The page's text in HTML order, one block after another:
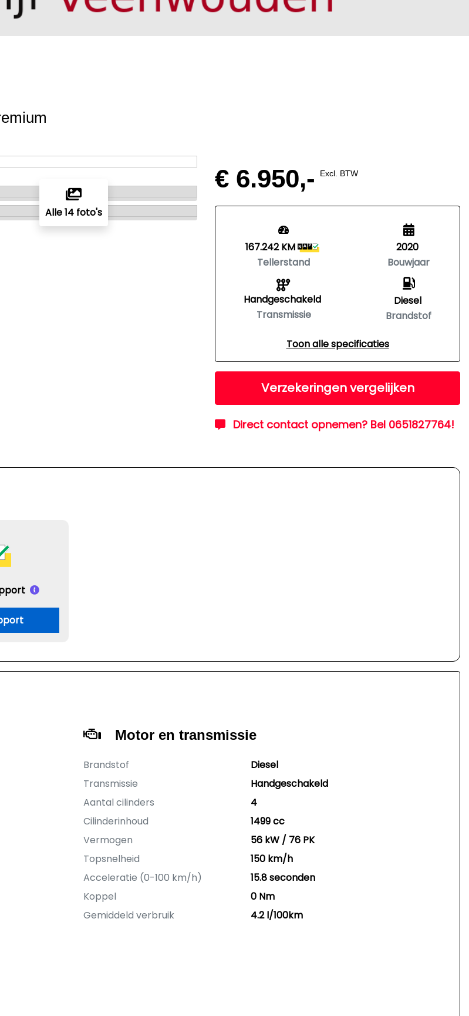
Alle 14 foto's
€ 6.950,- Excl. BTW
167.242 KM
Tellerstand
Handgeschakeld
Transmissie
2020
Bouwjaar
Diesel
Brandstof
Toon alle specificaties
Verzekeringen vergelijken
Direct contact opnemen? Bel 0651827764!
Motor en transmissie
Brandstof
Diesel
Transmissie
Handgeschakeld
Aantal cilinders
4
Cilinderinhoud
1499 cc
Vermogen
56 kW / 76 PK
Topsnelheid
150 km/h
Acceleratie (0-100 km/h)
15.8 seconden
Koppel
0 Nm
Gemiddeld verbruik
4.2 l/100km